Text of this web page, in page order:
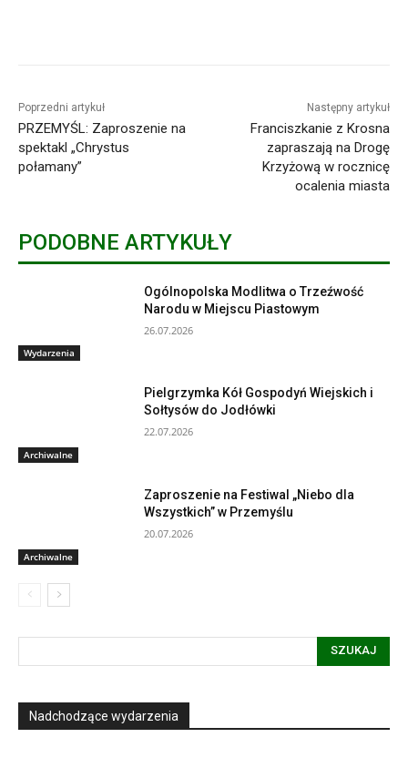
Poprzedni artykuł
PRZEMYŚL: Zaproszenie na
spektakl „Chrystus
połamany”
Następny artykuł
Franciszkanie z Krosna
zapraszają na Drogę
Krzyżową w rocznicę
ocalenia miasta
PODOBNE ARTYKUŁY
Wydarzenia
Ogólnopolska Modlitwa o Trzeźwość
Narodu w Miejscu Piastowym
26.07.2026
Archiwalne
Pielgrzymka Kół Gospodyń Wiejskich i
Sołtysów do Jodłówki
22.07.2026
Archiwalne
Zaproszenie na Festiwal „Niebo dla
Wszystkich” w Przemyślu
20.07.2026
SZUKAJ
Nadchodzące wydarzenia